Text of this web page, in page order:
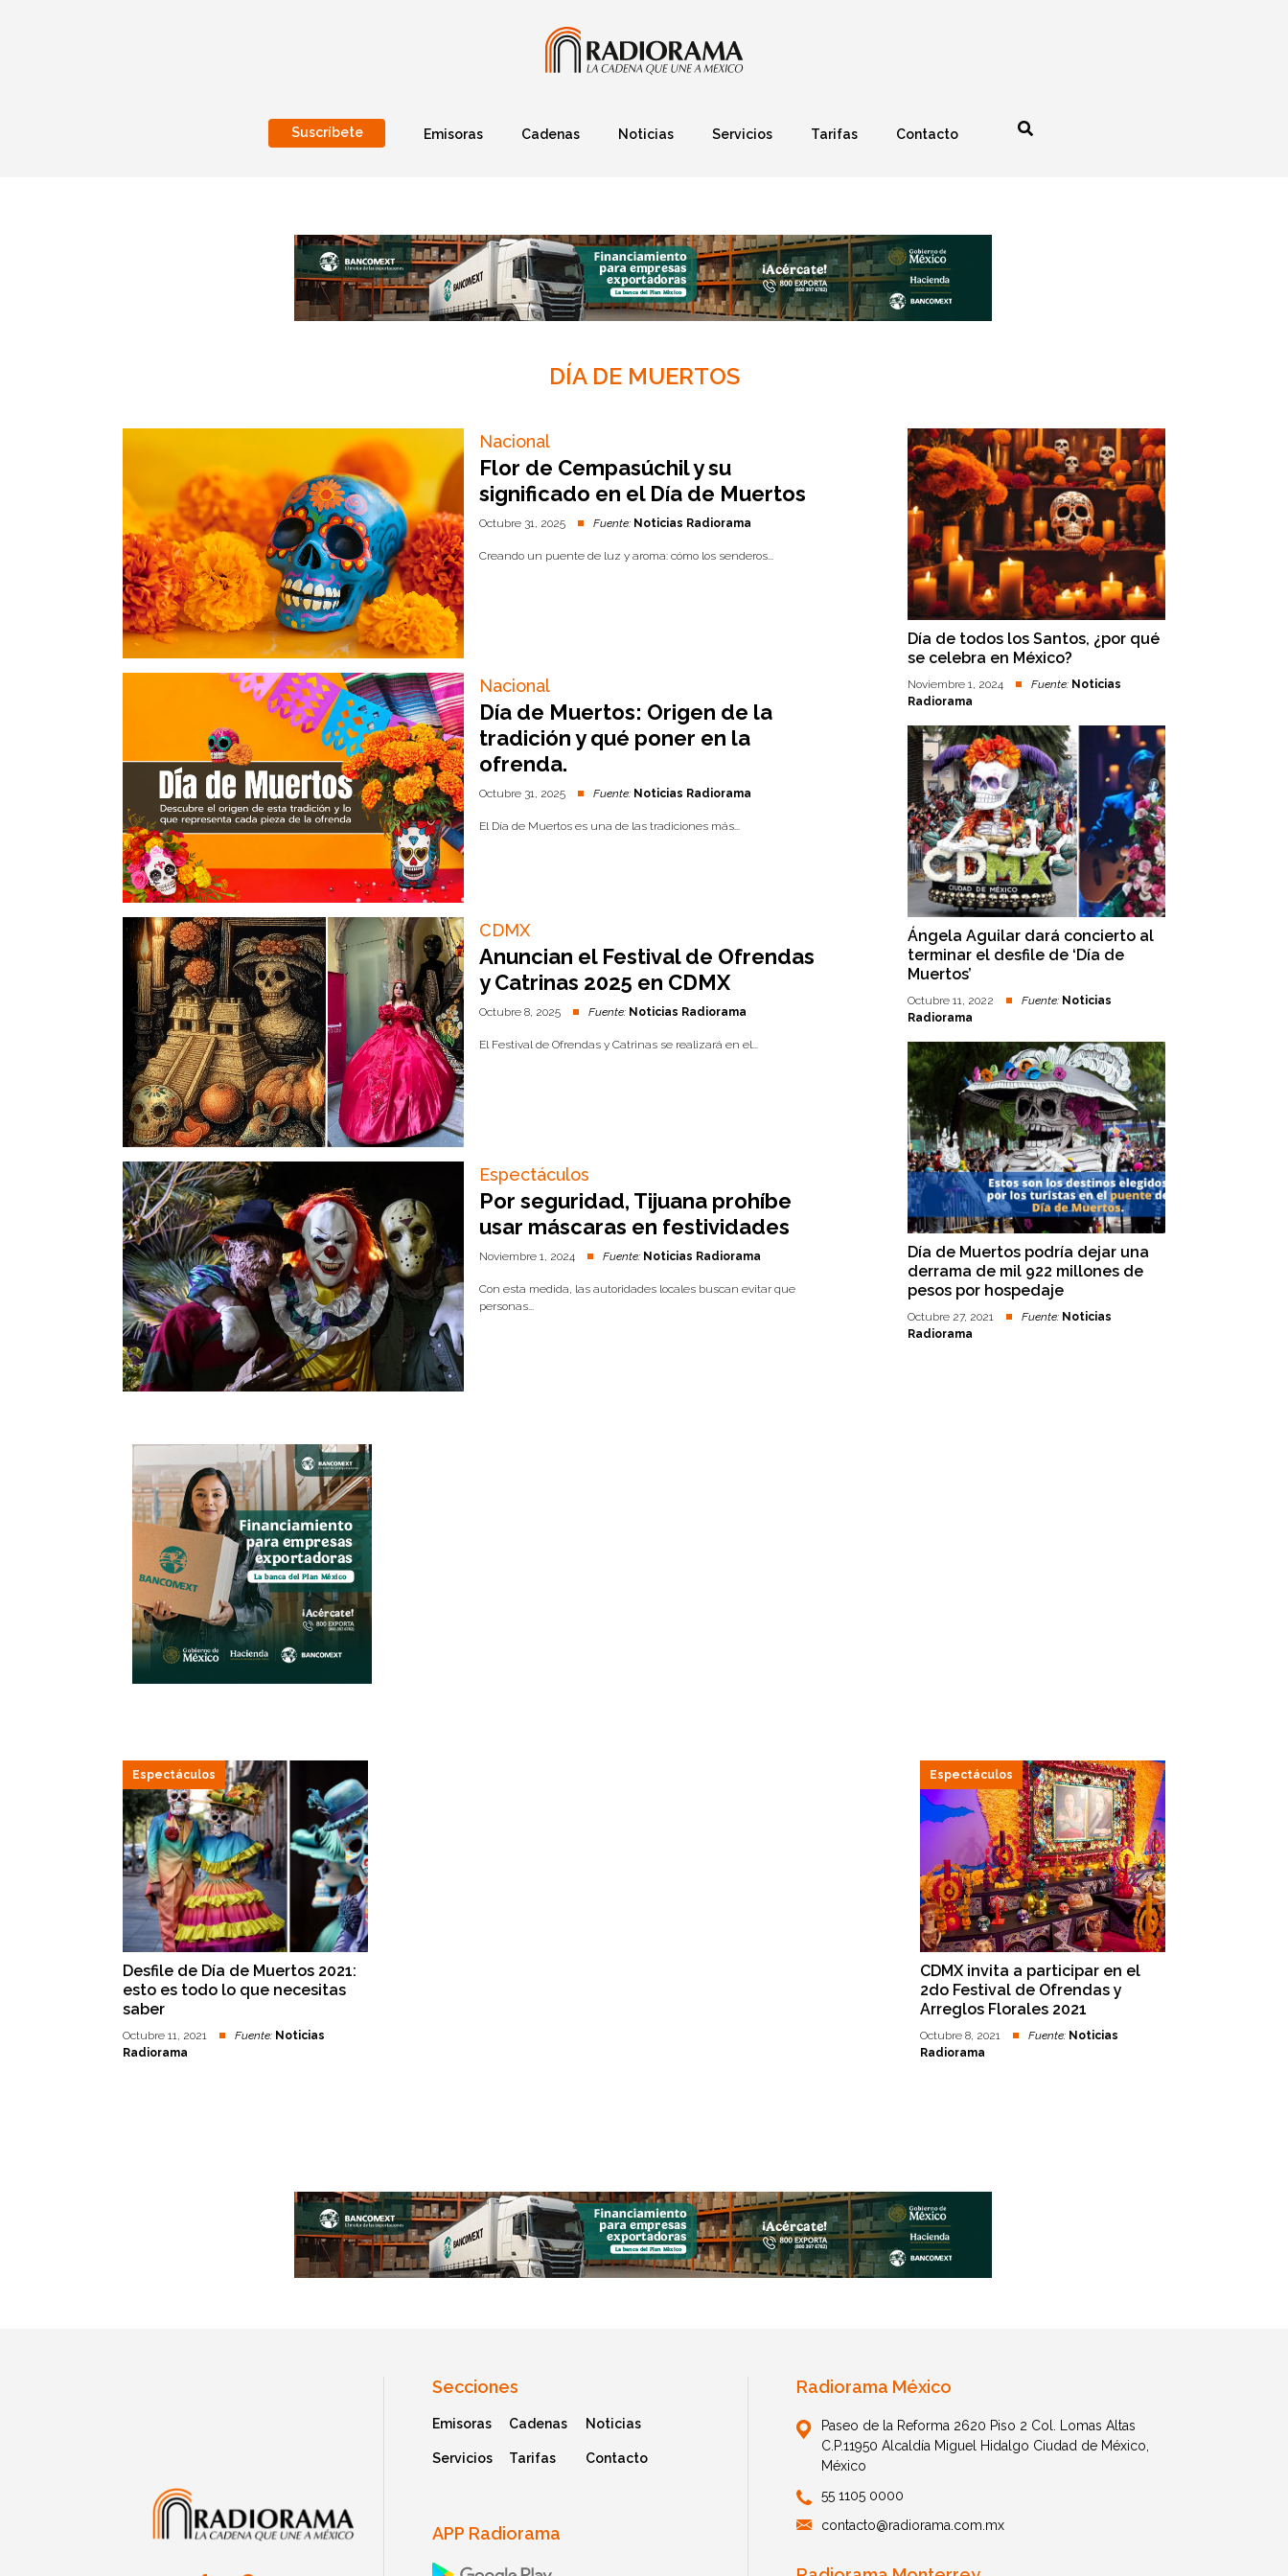
Suscríbete Emisoras Cadenas Noticias Servicios Tarifas Contacto
DÍA DE MUERTOS
Nacional
Flor de Cempasúchil y su
significado en el Día de Muertos
Octubre 31, 2025 Fuente: Noticias Radiorama
Creando un puente de luz y aroma: cómo los senderos...
Nacional
Día de Muertos: Origen de la
tradición y qué poner en la
ofrenda.
Octubre 31, 2025 Fuente: Noticias Radiorama
El Día de Muertos es una de las tradiciones más...
CDMX
Anuncian el Festival de Ofrendas
y Catrinas 2025 en CDMX
Octubre 8, 2025 Fuente: Noticias Radiorama
El Festival de Ofrendas y Catrinas se realizará en el...
Espectáculos
Por seguridad, Tijuana prohíbe
usar máscaras en festividades
Noviembre 1, 2024 Fuente: Noticias Radiorama
Con esta medida, las autoridades locales buscan evitar que
personas...
Día de todos los Santos, ¿por qué
se celebra en México?
Noviembre 1, 2024 Fuente: Noticias
Radiorama
Ángela Aguilar dará concierto al
terminar el desfile de ‘Día de
Muertos’
Octubre 11, 2022 Fuente: Noticias
Radiorama
Día de Muertos podría dejar una
derrama de mil 922 millones de
pesos por hospedaje
Octubre 27, 2021 Fuente: Noticias
Radiorama
Espectáculos
Desfile de Día de Muertos 2021:
esto es todo lo que necesitas
saber
Octubre 11, 2021 Fuente: Noticias
Radiorama
Espectáculos
CDMX invita a participar en el
2do Festival de Ofrendas y
Arreglos Florales 2021
Octubre 8, 2021 Fuente: Noticias
Radiorama
Secciones
Emisoras Cadenas Noticias
Servicios Tarifas Contacto
APP Radiorama
Radiorama México
Paseo de la Reforma 2620 Piso 2 Col. Lomas Altas
C.P.11950 Alcaldía Miguel Hidalgo Ciudad de México,
México
55 1105 0000
contacto@radiorama.com.mx